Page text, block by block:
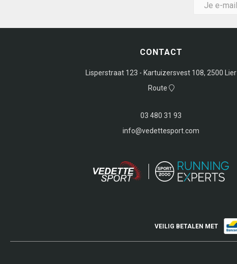
CONTACT
Lisperstraat 123 - Kartuizersvest 108, 2500 Lier
Route
03 480 31 93
info@vedettesport.com
VEILIG BETALEN MET